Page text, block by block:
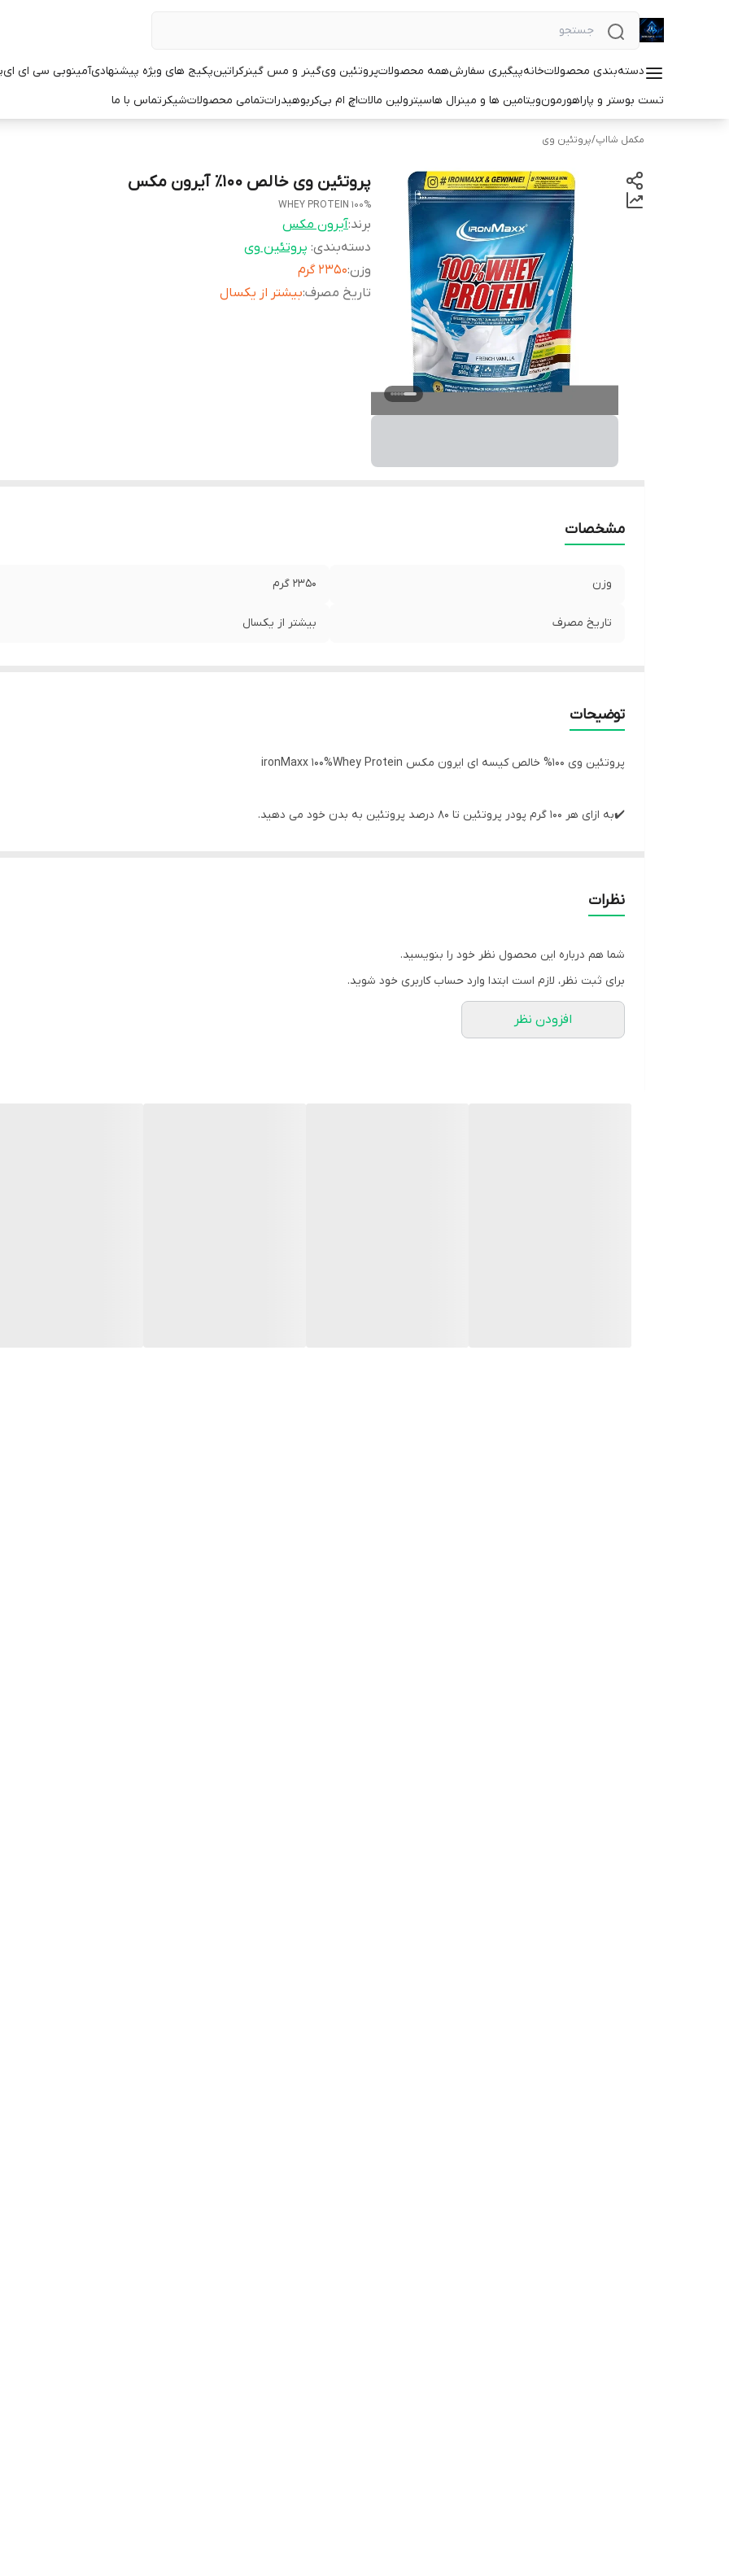
دسته‌بندی محصولاتخانهپیگیری سفارشهمه محصولاتپروتئین ویگینر و مس گینرکراتینپکیج های ویژه پیشنهادیآمینوبی سی ای ای
تست بوستر و پاراهورمونویتامین ها و مینرال هاسیترولین مالاتاچ ام بیکربوهیدراتتمامی محصولاتشیکرتماس با ما
مکمل شااپ/پروتئین وی
پروتئین وی خالص ۱۰۰٪ آیرون مکس
100% WHEY PROTEIN
برند:آیرون مکس
دسته‌بندی: پروتئین وی
وزن:۲۳۵۰ گرم
تاریخ مصرف:بیشتر از یکسال
مشخصات
وزن ۲۳۵۰ گرم
تاریخ مصرف بیشتر از یکسال
توضیحات
پروتئین وی 100% خالص کیسه ای ایرون مکس ironMaxx 100%Whey Protein
✔️به ازای هر 100 گرم پودر پروتئین تا 80 درصد پروتئین به بدن خود می دهید.
نظرات
شما هم درباره این محصول نظر خود را بنویسید.
برای ثبت نظر، لازم است ابتدا وارد حساب کاربری خود شوید.
افزودن نظر